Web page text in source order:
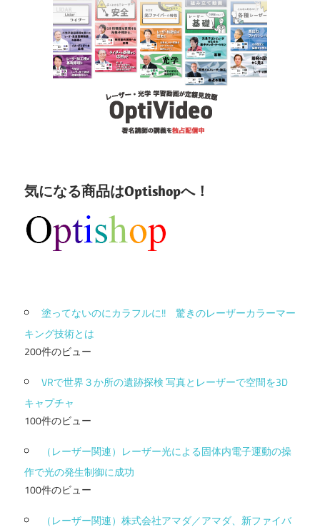
気になる商品はOptishopへ！
塗ってないのにカラフルに!! 驚きのレーザーカラーマー
キング技術とは
200件のビュー
VRで世界３か所の遺跡探検 写真とレーザーで空間を3D
キャプチャ
100件のビュー
（レーザー関連）レーザー光による固体内電子運動の操
作で光の発生制御に成功
100件のビュー
（レーザー関連）株式会社アマダ／アマダ、新ファイバ